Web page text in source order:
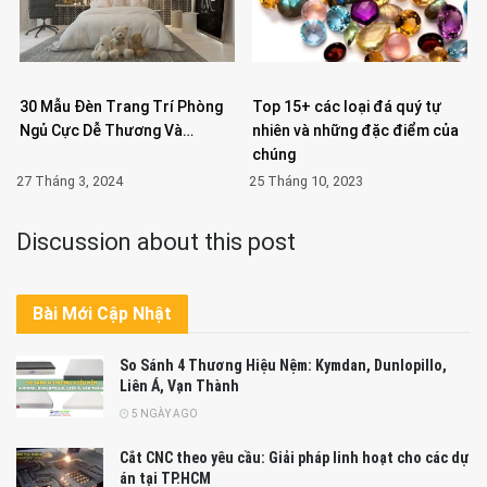
30 Mẫu Đèn Trang Trí Phòng
Ngủ Cực Dễ Thương Và…
27 Tháng 3, 2024
Top 15+ các loại đá quý tự
nhiên và những đặc điểm của
chúng
25 Tháng 10, 2023
Discussion about this post
Bài Mới Cập Nhật
So Sánh 4 Thương Hiệu Nệm: Kymdan, Dunlopillo,
Liên Á, Vạn Thành
5 NGÀY AGO
Cắt CNC theo yêu cầu: Giải pháp linh hoạt cho các dự
án tại TP.HCM